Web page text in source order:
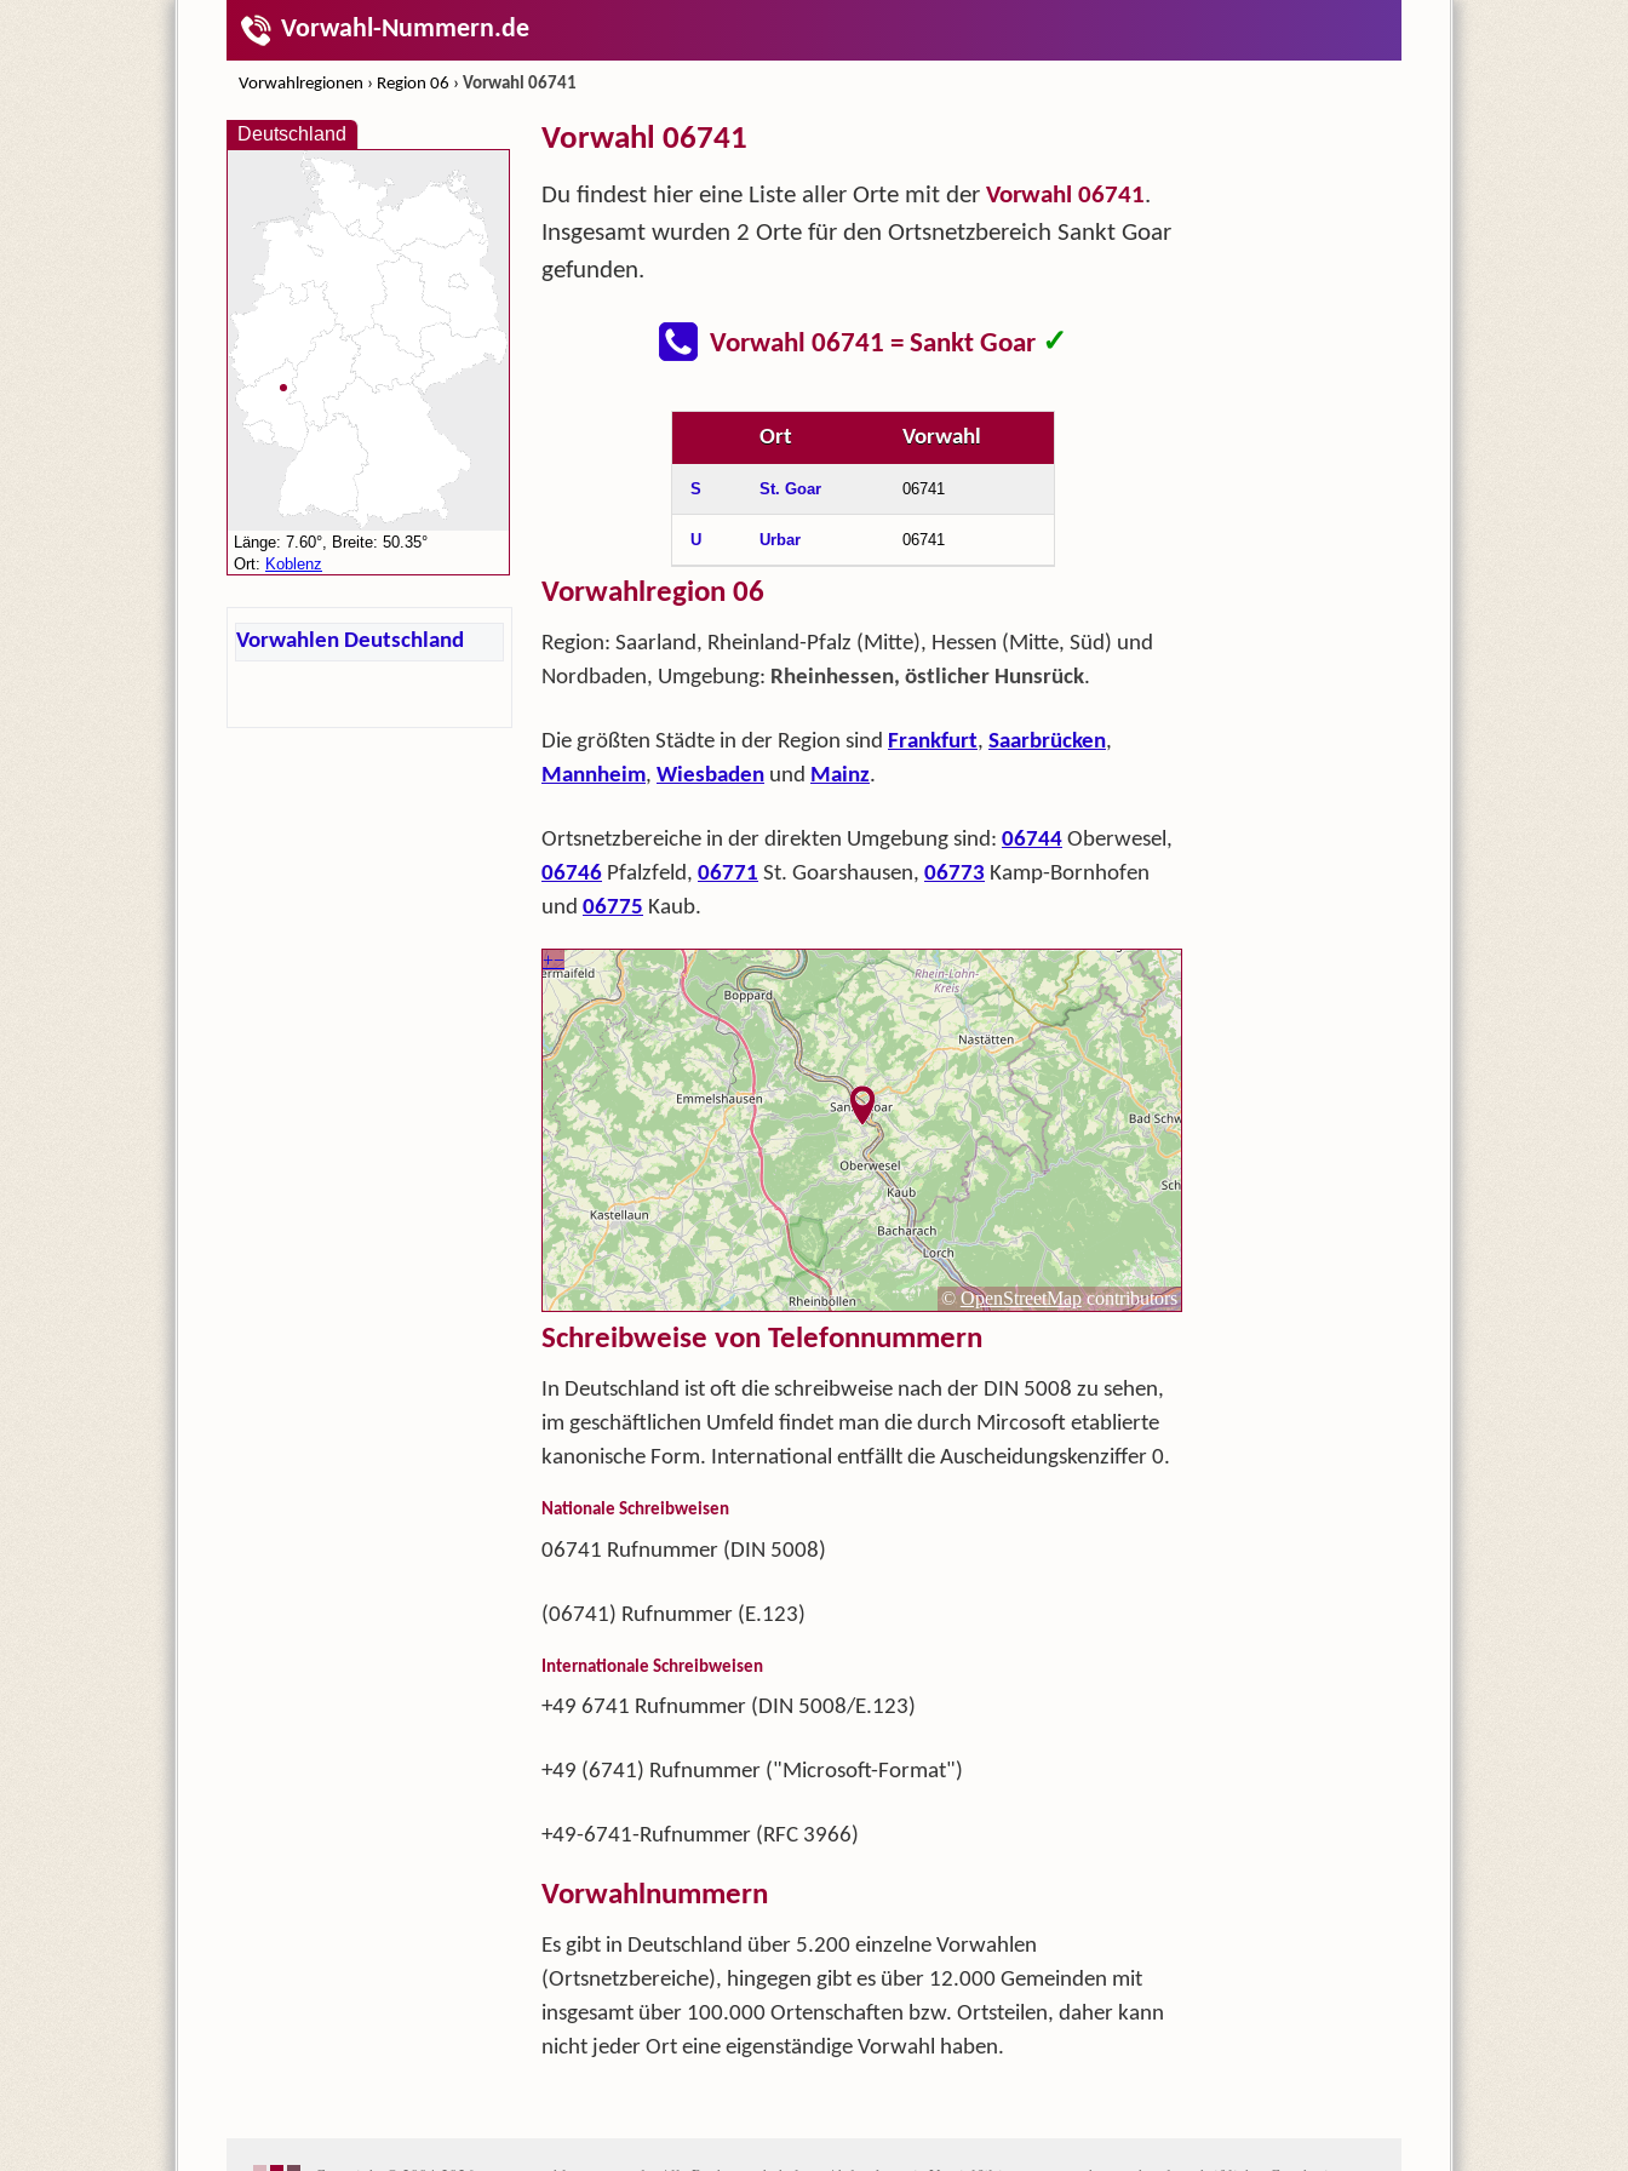
Vorwahl-Nummern.de
Vorwahlregionen › Region 06 › Vorwahl 06741
Vorwahlen Deutschland
Vorwahl 06741
Du findest hier eine Liste aller Orte mit der Vorwahl 06741.
Insgesamt wurden 2 Orte für den Ortsnetzbereich Sankt Goar
gefunden.
Vorwahl 06741 = Sankt Goar ✓
Ort Vorwahl
S St. Goar 06741
U Urbar 06741
Vorwahlregion 06
Region: Saarland, Rheinland-Pfalz (Mitte), Hessen (Mitte, Süd) und
Nordbaden, Umgebung: Rheinhessen, östlicher Hunsrück.
Die größten Städte in der Region sind Frankfurt, Saarbrücken,
Mannheim, Wiesbaden und Mainz.
Ortsnetzbereiche in der direkten Umgebung sind: 06744 Oberwesel,
06746 Pfalzfeld, 06771 St. Goarshausen, 06773 Kamp-Bornhofen
und 06775 Kaub.
Schreibweise von Telefonnummern
In Deutschland ist oft die schreibweise nach der DIN 5008 zu sehen,
im geschäftlichen Umfeld findet man die durch Mircosoft etablierte
kanonische Form. International entfällt die Auscheidungskenziffer 0.
Nationale Schreibweisen
06741 Rufnummer (DIN 5008)
(06741) Rufnummer (E.123)
Internationale Schreibweisen
+49 6741 Rufnummer (DIN 5008/E.123)
+49 (6741) Rufnummer ("Microsoft-Format")
+49-6741-Rufnummer (RFC 3966)
Vorwahlnummern
Es gibt in Deutschland über 5.200 einzelne Vorwahlen
(Ortsnetzbereiche), hingegen gibt es über 12.000 Gemeinden mit
insgesamt über 100.000 Ortenschaften bzw. Ortsteilen, daher kann
nicht jeder Ort eine eigenständige Vorwahl haben.